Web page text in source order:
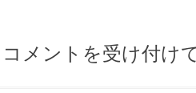
コメントを受け付け